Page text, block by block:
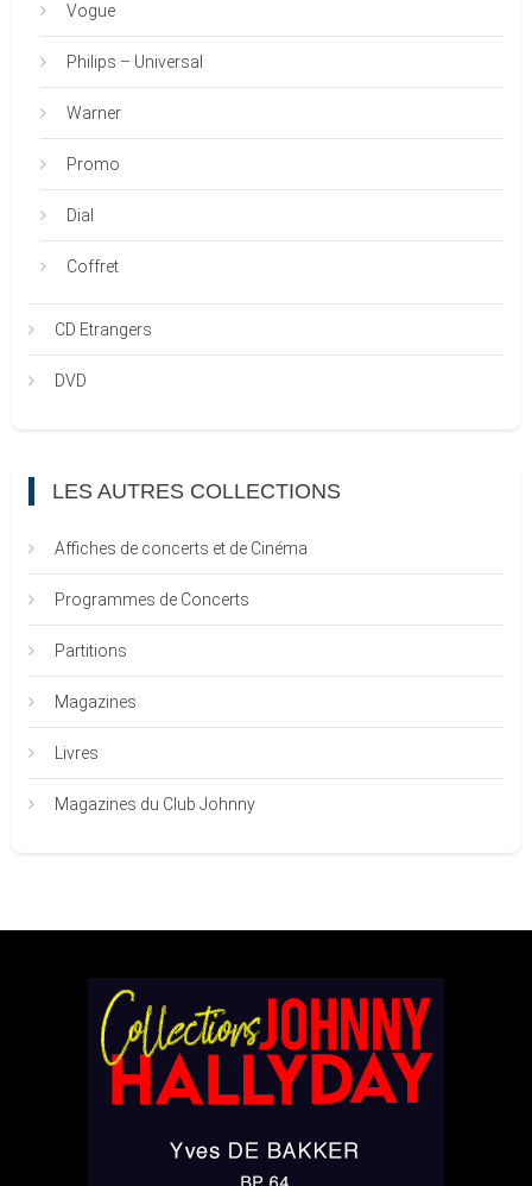
Vogue
Philips – Universal
Warner
Promo
Dial
Coffret
CD Etrangers
DVD
LES AUTRES COLLECTIONS
Affiches de concerts et de Cinéma
Programmes de Concerts
Partitions
Magazines
Livres
Magazines du Club Johnny